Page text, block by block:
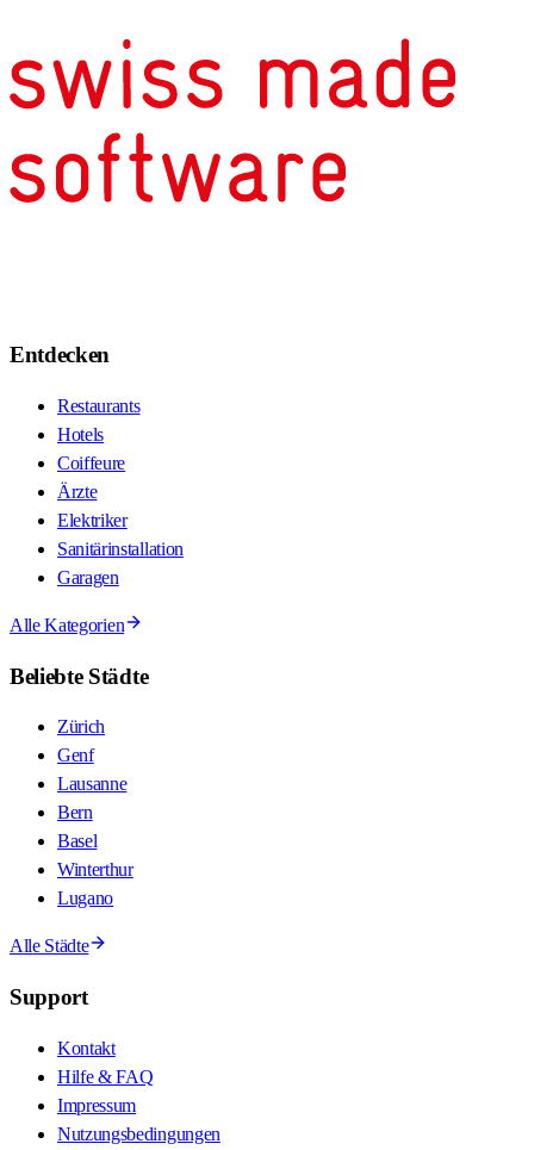
Entdecken
Restaurants
Hotels
Coiffeure
Ärzte
Elektriker
Sanitärinstallation
Garagen
Alle Kategorien
Beliebte Städte
Zürich
Genf
Lausanne
Bern
Basel
Winterthur
Lugano
Alle Städte
Support
Kontakt
Hilfe & FAQ
Impressum
Nutzungsbedingungen